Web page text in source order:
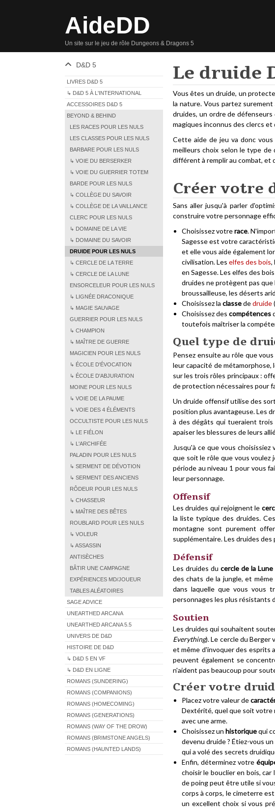
AideDD
Un site sur le jeu de rôle Dungeons & Dragons 5
D&D 5
LIVRES D&D 5
↳ D&D 5 À L'INTERNATIONAL
ACCESSOIRES D&D 5
BEYOND & BEHIND
LES RACES POUR LES NULS
LES CLASSES POUR LES NULS
BARBARE POUR LES NULS
↳ VOIE DU BERSERKER
↳ VOIE DU GUERRIER TOTEM
BARDE POUR LES NULS
↳ COLLÈGE DU SAVOIR
↳ COLLÈGE DE LA VAILLANCE
CLERC POUR LES NULS
↳ DOMAINE DE LA VIE
↳ DOMAINE DU SAVOIR
DRUIDE POUR LES NULS
↳ CERCLE DE LA TERRE
↳ CERCLE DE LA LUNE
ENSORCELEUR POUR LES NULS
↳ LIGNÉE DRACONIQUE
↳ MAGIE SAUVAGE
GUERRIER POUR LES NULS
↳ CHAMPION
↳ MAÎTRE DE GUERRE
MAGICIEN POUR LES NULS
↳ ÉCOLE D'ÉVOCATION
↳ ÉCOLE D'ABJURATION
MOINE POUR LES NULS
↳ VOIE DE LA PAUME
↳ VOIE DES 4 ÉLÉMENTS
OCCULTISTE POUR LES NULS
↳ LE FIÉLON
↳ L'ARCHIFÉE
PALADIN POUR LES NULS
↳ SERMENT DE DÉVOTION
↳ SERMENT DES ANCIENS
RÔDEUR POUR LES NULS
↳ CHASSEUR
↳ MAÎTRE DES BÊTES
ROUBLARD POUR LES NULS
↳ VOLEUR
↳ ASSASSIN
ANTISÈCHES
BÂTIR UNE CAMPAGNE
EXPÉRIENCES MD/JOUEUR
TABLES ALÉATOIRES
SAGE ADVICE
UNEARTHED ARCANA
UNEARTHED ARCANA 5.5
UNIVERS DE D&D
HISTOIRE DE D&D
↳ D&D 5 EN VF
↳ D&D EN LIGNE
ROMANS (SUNDERING)
ROMANS (COMPANIONS)
ROMANS (HOMECOMING)
ROMANS (GENERATIONS)
ROMANS (WAY OF THE DROW)
ROMANS (BRIMSTONE ANGELS)
ROMANS (HAUNTED LANDS)
Le druide
Vous êtes un druide, un
la nature. Vous partez
druides, un ordre de
magiques inconnus des clercs et
Cette aide de jeu va donc
meilleurs choix selon le type
différent à remplir au combat,
Créer votre
Sans aller jusqu'à parler
construire votre personnage
Choisissez votrerace.
Sagesse est votre
et elle vous aide également
civilisation. Les elfes des bois,
en Sagesse. Les elfes des
druides ne protègent pas
broussailleuse, les déserts
Choisissez la classededruide
Choisissez des compétences
toutefois maîtriser la
Quel type de
Pensez ensuite au rôle que
leur capacité de
sur les trois rôles principaux :
de protection nécessaires pour
Un druide offensif utilise des
position plus avantageuse. Les
à des dégâts qui tueraient
apaiser les blessures de leurs
Jusqu'à ce que vous
que soit le rôle que vous
période au niveau 1 pour vous
leur personnage.
Offensif
Les druides qui rejoignent le
la liste typique des druides.
montagne sont purement
supplémentaire. Les druides
Défensif
Les druides du cercle de la Lune
des chats de la jungle, et
dans laquelle que vous vous
personnages les plus résistants
Soutien
Les druides qui souhaitent
Everything). Le cercle du Berger
et même d'invoquer des esprits
peuvent également se
n'aident pas beaucoup pour
Créer votre
Placez votre valeur de
Dextérité, quel que soit votre
avec une arme.
Choisissez un historiquequi
devenu druide ? Étiez-vous
qui a volé des secrets
Enfin, déterminez votre
choisir le bouclier en bois,
de poing peut être utile si
corps à corps, le cimeterre
un excellent choix si vous